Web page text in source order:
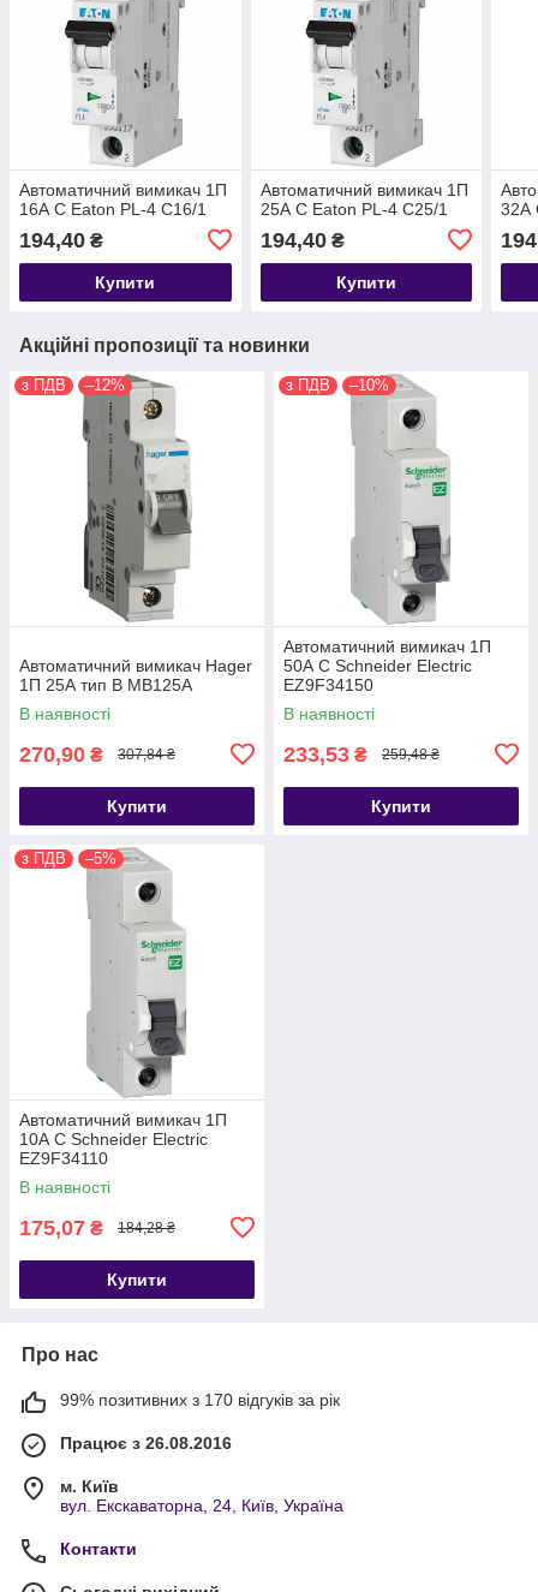
Автоматичний вимикач 1П
16А С Eaton PL-4 C16/1
194,40 ₴
Купити
Автоматичний вимикач 1П
25А С Eaton PL-4 C25/1
194,40₴
Купити
32А
Акційні пропозиції та новинки
з ПДВ –12%
Автоматичний вимикач Hager
1П 25А тип В MB125A
В наявності
270,90 ₴ 307,84 ₴
Купити
з ПДВ –10%
Автоматичний вимикач 1П
50А С Schneider Electric
EZ9F34150
В наявності
233,53 ₴ 259,48 ₴
Купити
з ПДВ –5%
Автоматичний вимикач 1П
10А С Schneider Electric
EZ9F34110
В наявності
175,07 ₴ 184,28 ₴
Купити
Про нас
99% позитивних з 170 відгуків за рік
Працює з 26.08.2016
м. Київ
вул. Екскаваторна, 24, Київ, Україна
Контакти